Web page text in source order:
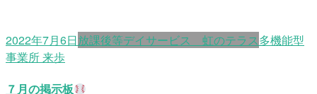
2022年7月6日放課後等デイサービス 虹のテラス多機能型
事業所 来歩
７月の掲示板